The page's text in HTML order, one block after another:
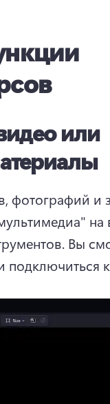
или
фотографий и
на
Вы